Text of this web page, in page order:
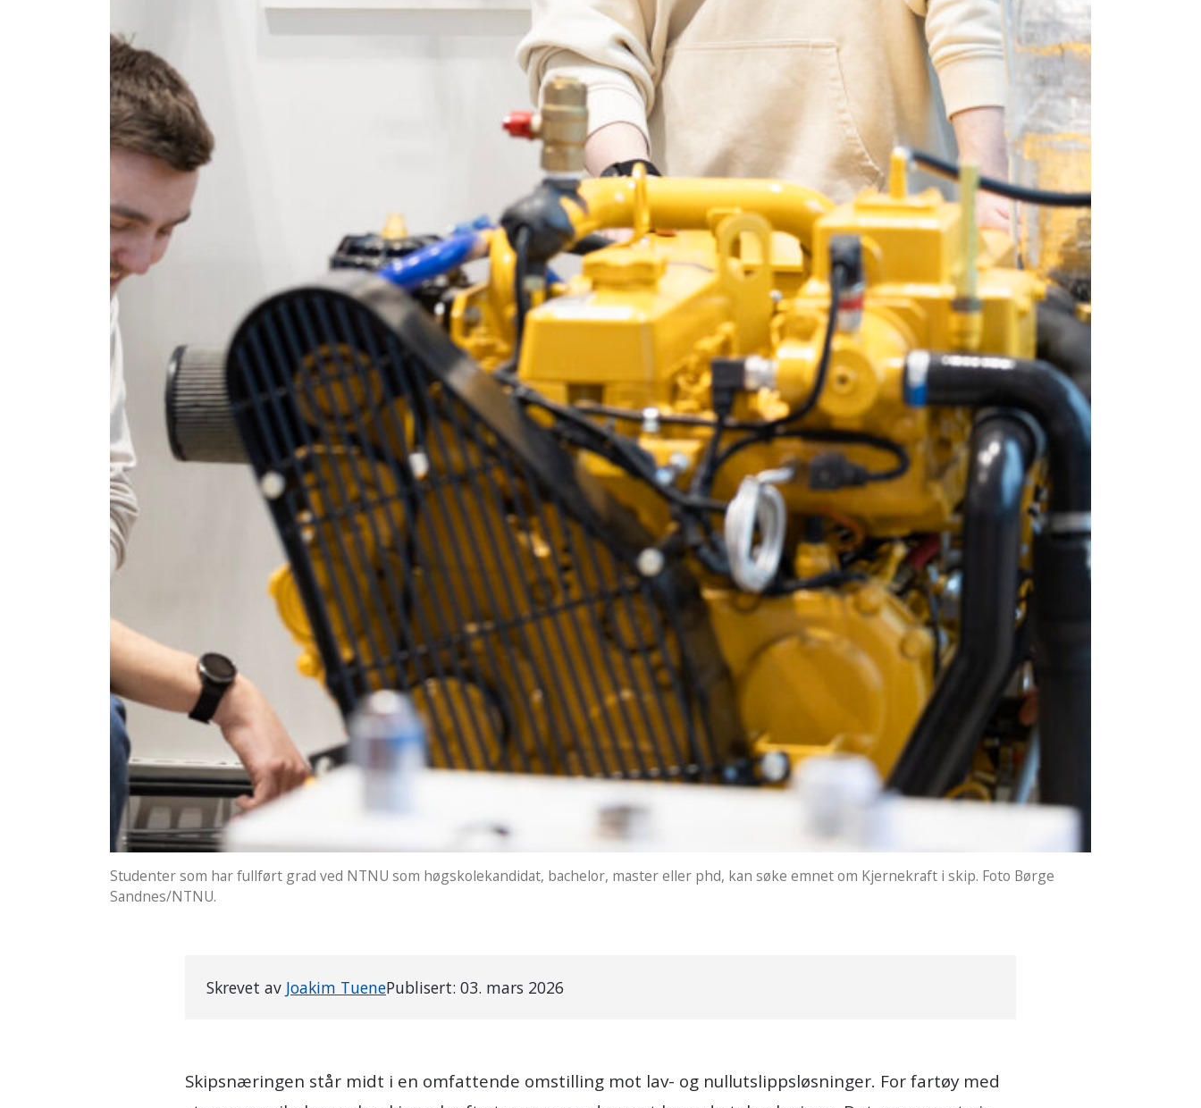
Studenter som har fullført grad ved NTNU som høgskolekandidat, bachelor, master eller phd, kan søke emnet om Kjernekraft i skip. Foto Børge
Sandnes/NTNU.
Skrevet av Joakim TuenePublisert: 03. mars 2026
Skipsnæringen står midt i en omfattende omstilling mot lav- og nullutslippsløsninger. For fartøy med